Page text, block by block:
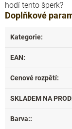
hodí tento šperk?
Doplňkové
Kategorie:
EAN:
Cenové rozpětí:
SKLADEM NA
Barva::